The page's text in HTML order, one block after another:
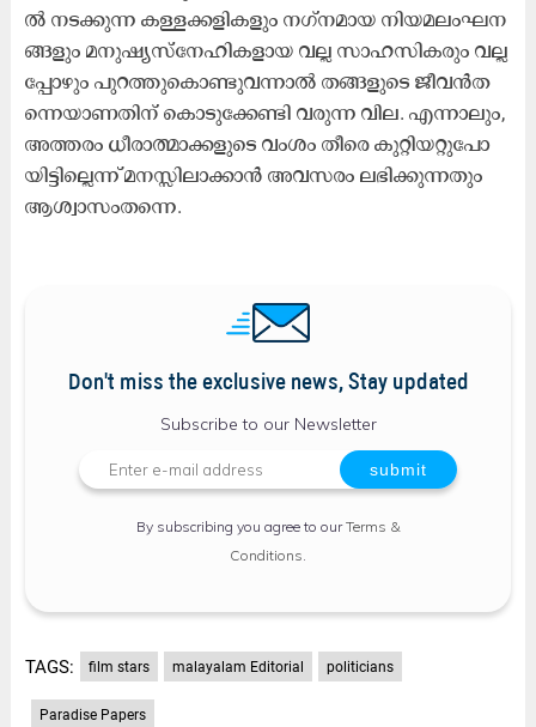
ൽ ന​ട​ക്കു​ന്ന ക​ള്ള​ക്ക​ളി​ക​ളും ന​ഗ്​​ന​മാ​യ നി​യ​മ​ലം​ഘ​ന​
ങ്ങ​ളും മന​ുഷ്യസ്​​നേ​ഹി​ക​ളാ​യ വ​ല്ല സാ​ഹ​സി​ക​രും വ​ല്ല​
പ്പോ​ഴും പു​റ​ത്തു​കൊ​ണ്ടു​വ​ന്നാ​ൽ ത​ങ്ങ​ളു​ടെ ജീ​വ​ൻത​
ന്നെ​യാ​ണ​തി​ന്​ കൊ​ടു​ക്കേ​ണ്ടി വ​രു​ന്ന വി​ല. എ​ന്നാ​ലും,
അ​ത്ത​രം ധീ​രാ​ത്മാ​ക്ക​ളു​ടെ വം​ശം തീ​രെ കു​റ്റി​യ​റ്റു​പോ​
യി​ട്ടി​ല്ലെ​ന്ന്​ മ​ന​സ്സി​ലാ​ക്കാ​ൻ അ​വ​സ​രം ല​ഭി​ക്കു​ന്ന​തും
ആ​ശ്വാ​സംത​ന്നെ.
Don't miss the exclusive news, Stay updated
Subscribe to our Newsletter
By subscribing you agree to ourTerms &
Conditions
TAGS: film stars malayalam Editorial politicians
Paradise Papers